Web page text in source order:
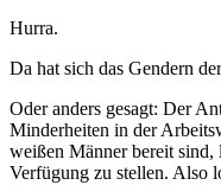
Hurra.
Da hat sich das Gendern
Oder anders gesagt: Der
Minderheiten in der
weißen Männer bereit sind,
Verfügung zu stellen. Also